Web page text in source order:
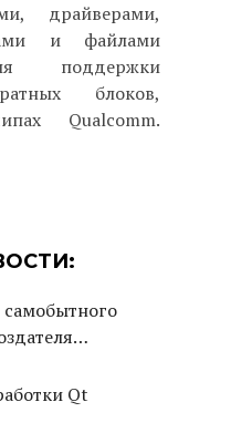
драйверами,
и файлами
поддержки
блоков,
Qualcomm.
самобытного
Qt